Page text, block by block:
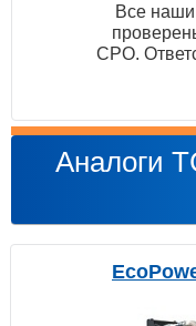
Все
СРО.
Аналоги